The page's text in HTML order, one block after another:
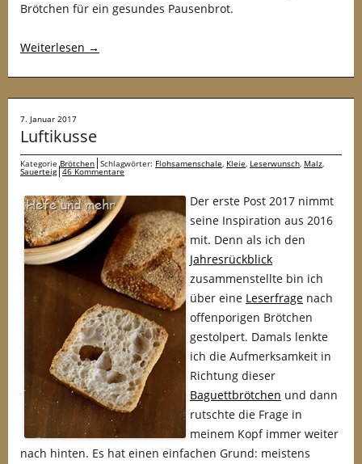
Brötchen für ein gesundes Pausenbrot.
Weiterlesen →
7. Januar 2017
Luftikusse
KategorieBrötchen Schlagwörter: Flohsamenschale, Kleie, Leserwunsch, Malz,
Sauerteig 46 Kommentare
Der erste Post 2017 nimmt
seine Inspiration aus 2016
mit. Denn als ich den
Jahresrückblick
zusammenstellte bin ich
über eine Leserfrage nach
offenporigen Brötchen
gestolpert. Damals lenkte
ich die Aufmerksamkeit in
Richtung dieser
Baguettbrötchen und dann
rutschte die Frage in
meinem Kopf immer weiter
nach hinten. Es hat einen einfachen Grund: meistens